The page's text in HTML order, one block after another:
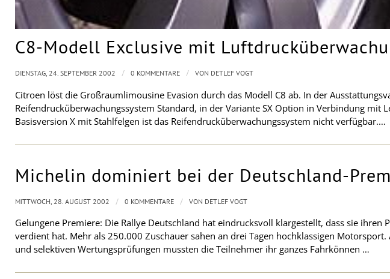
C8-Modell Exclusive mit
Citroen löst die Großraumlimousine Evasion durch das Modell C8 ab. In der
Reifendrucküberwachungssystem Standard, in der Variante SX Option in Verbindung mit
Basisversion X mit Stahlfelgen ist das Reifendrucküberwachungssystem nicht verfügbar.…
DIENSTAG, 24. SEPTEMBER 2002 / 0 KOMMENTARE / VON DETLEF VOGT
Michelin dominiert bei der Deutschland-
Gelungene Premiere: Die Rallye Deutschland hat eindrucksvoll klargestellt, dass sie ihren
verdient hat. Mehr als 250.000 Zuschauer sahen an drei Tagen hochklassigen
und selektiven Wertungsprüfungen mussten die Teilnehmer ihr ganzes Fahrkönnen …
MITTWOCH, 28. AUGUST 2002 / 0 KOMMENTARE / VON DETLEF VOGT